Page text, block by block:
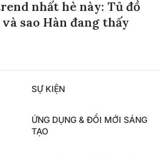
nhất hè này: Tủ đồ
sao Hàn đang thấy
SỰ KIỆN
ỨNG DỤNG & ĐỔI MỚI SÁNG
TẠO